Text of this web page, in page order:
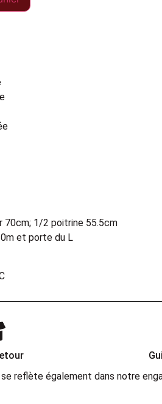
70cm; 1/2 poitrine 55.5cm
et porte du L
reflète également dans notre